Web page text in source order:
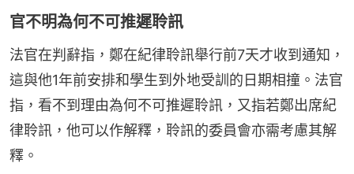
官不明為何不可推遲聆訊
法官在判辭指，鄭在紀律聆訊舉行前7天才收到通知，
這與他1年前安排和學生到外地受訓的日期相撞。法官
指，看不到理由為何不可推遲聆訊，又指若鄭出席紀
律聆訊，他可以作解釋，聆訊的委員會亦需考慮其解
釋。